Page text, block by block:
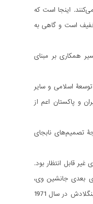
اینجا است که
خفیف است و گاهی به
همکاری بر مبنای
بانک توسعۀ اسلامی و سایر
و پاکستان اعم از
تصمیم‌های نابجای
رخدادهای غیر قابل انتظار بود.
بعدی جانشین وی،
یحیی‌خان برای برقراری حکومت نظامی و سپس جنگ دوم پاکستان با معترضین در پاکستان شرقی که به جدایی بخشی از پاکستان و تشکیل کشور بنگلادش در سال 1971